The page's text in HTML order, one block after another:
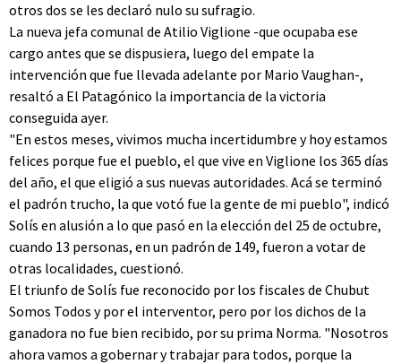
otros dos se les declaró nulo su sufragio.
La nueva jefa comunal de Atilio Viglione -que ocupaba ese
cargo antes que se dispusiera, luego del empate la
intervención que fue llevada adelante por Mario Vaughan-,
resaltó a El Patagónico la importancia de la victoria
conseguida ayer.
"En estos meses, vivimos mucha incertidumbre y hoy estamos
felices porque fue el pueblo, el que vive en Viglione los 365 días
del año, el que eligió a sus nuevas autoridades. Acá se terminó
el padrón trucho, la que votó fue la gente de mi pueblo", indicó
Solís en alusión a lo que pasó en la elección del 25 de octubre,
cuando 13 personas, en un padrón de 149, fueron a votar de
otras localidades, cuestionó.
El triunfo de Solís fue reconocido por los fiscales de Chubut
Somos Todos y por el interventor, pero por los dichos de la
ganadora no fue bien recibido, por su prima Norma. "Nosotros
ahora vamos a gobernar y trabajar para todos, porque la